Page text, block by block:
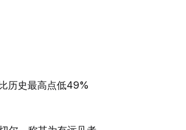
历史最高点低49%